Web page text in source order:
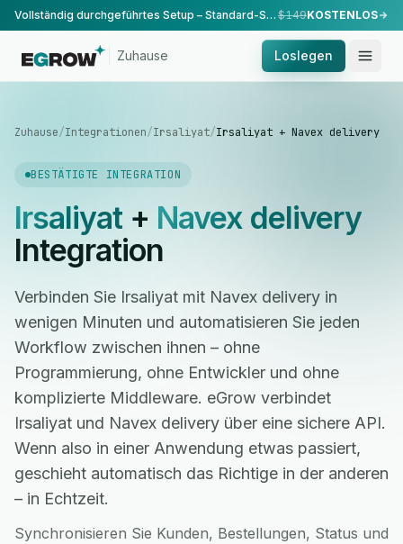
Vollständig durchgeführtes Setup – Standard-Setup, durchgeführt von unserem Team. $149KOSTENLOS
Zuhause Loslegen
Zuhause/Integrationen/Irsaliyat/Irsaliyat + Navex delivery
BESTÄTIGTE INTEGRATION
Irsaliyat+ Navex delivery
Integration
Verbinden Sie Irsaliyat mit Navex delivery in
wenigen Minuten und automatisieren Sie jeden
Workflow zwischen ihnen – ohne
Programmierung, ohne Entwickler und ohne
komplizierte Middleware. eGrow verbindet
Irsaliyat und Navex delivery über eine sichere API.
Wenn also in einer Anwendung etwas passiert,
geschieht automatisch das Richtige in der anderen
– in Echtzeit.
Synchronisieren Sie Kunden, Bestellungen, Status und